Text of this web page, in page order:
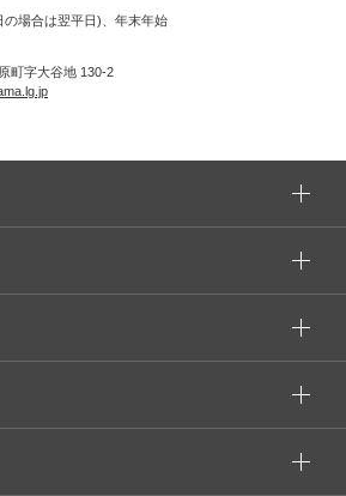
の場合は翌平日)、年末年始
町字大谷地 130-2